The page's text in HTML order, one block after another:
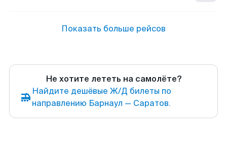
Показать больше рейсов
Не хотите лететь на самолёте?
Найдите дешёвые Ж/Д билеты по
направлению Барнаул — Саратов.